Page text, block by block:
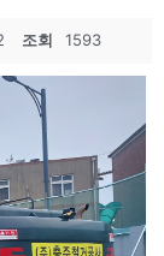
조회 1593